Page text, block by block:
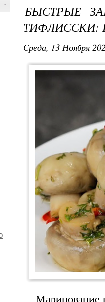
-
БЫСТРЫЕ
ТИФЛИССКИ:
Среда, 13 Ноября
Маринование